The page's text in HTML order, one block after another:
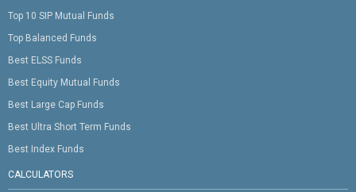
Top 10 SIP Mutual Funds
Top Balanced Funds
Best ELSS Funds
Best Equity Mutual Funds
Best Large Cap Funds
Best Ultra Short Term Funds
Best Index Funds
CALCULATORS